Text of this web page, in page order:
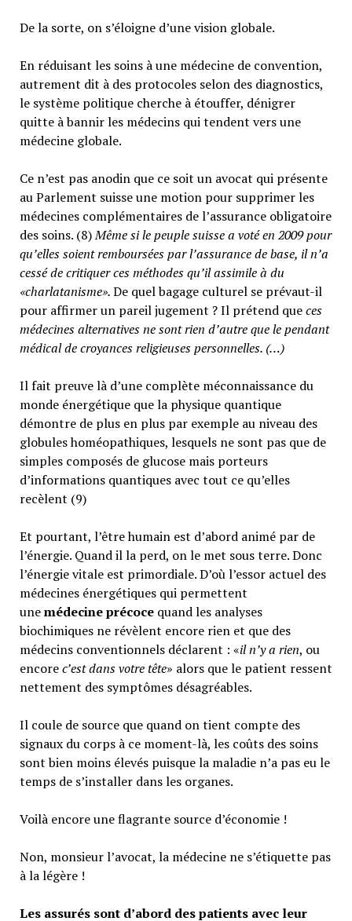
De la sorte, on s’éloigne d’une vision globale.
En réduisant les soins à une médecine de convention,
autrement dit à des protocoles selon des diagnostics,
le système politique cherche à étouffer, dénigrer
quitte à bannir les médecins qui tendent vers une
médecine globale.
Ce n’est pas anodin que ce soit un avocat qui présente
au Parlement suisse une motion pour supprimer les
médecines complémentaires de l’assurance obligatoire
des soins. (8)Même si le peuple suisse a voté en 2009 pour
qu’elles soient remboursées par l’assurance de base, il n’a
cessé de critiquer ces méthodes qu’il assimile à du
«charlatanisme».De quel bagage culturel se prévaut-il
pour affirmer un pareil jugement ? Il prétend queces
médecines alternatives ne sont rien d’autre que le pendant
médical de croyances religieuses personnelles. (…)
Il fait preuve là d’une complète méconnaissance du
monde énergétique que la physique quantique
démontre de plus en plus par exemple au niveau des
globules homéopathiques, lesquels ne sont pas que de
simples composés de glucose mais porteurs
d’informations quantiques avec tout ce qu’elles
recèlent (9)
Et pourtant, l’être humain est d’abord animé par de
l’énergie. Quand il la perd, on le met sous terre. Donc
l’énergie vitale est primordiale. D’où l’essor actuel des
médecines énergétiques qui permettent
unemédecine précoce quand les analyses
biochimiques ne révèlent encore rien et que des
médecins conventionnels déclarent : «il n’y a rien, ou
encorec’est dans votre tête» alors que le patient ressent
nettement des symptômes désagréables.
Il coule de source que quand on tient compte des
signaux du corps à ce moment-là, les coûts des soins
sont bien moins élevés puisque la maladie n’a pas eu le
temps de s’installer dans les organes.
Voilà encore une flagrante source d’économie !
Non, monsieur l’avocat, la médecine ne s’étiquette pas
à la légère !
Les assurés sont d’abord des patients avec leur